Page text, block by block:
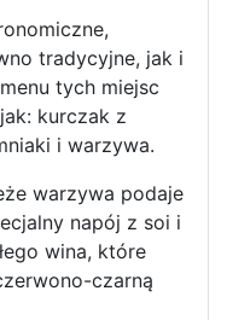
tradycyjne, jak i
tych miejsc
kurczak z
i warzywa.
warzywa podaje
napój z soi i
wina, które
czarną